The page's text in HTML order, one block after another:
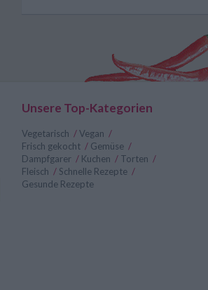
Unsere Top-Kategorien
Vegetarisch /Vegan /
Frisch gekocht / Gemüse /
Dampfgarer / Kuchen / Torten /
Fleisch / Schnelle Rezepte /
Gesunde Rezepte